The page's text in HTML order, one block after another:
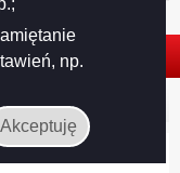
np.
Akceptuję
zastrzeżone.